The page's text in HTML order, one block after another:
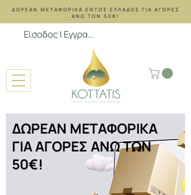
ΔΩΡΕΑΝ ΜΕΤΑΦΟΡΙΚΑ ΕΝΤΟΣ ΕΛΛΑΔΟΣ ΓΙΑ ΑΓΟΡΕΣ
ΑΝΩ ΤΩΝ 50€!
Είσοδος | Εγγραφή
ΔΩΡΕΑΝ ΜΕΤΑΦΟΡΙΚΑ
ΓΙΑ ΑΓΟΡΕΣ ΑΝΩ ΤΩΝ
50€!